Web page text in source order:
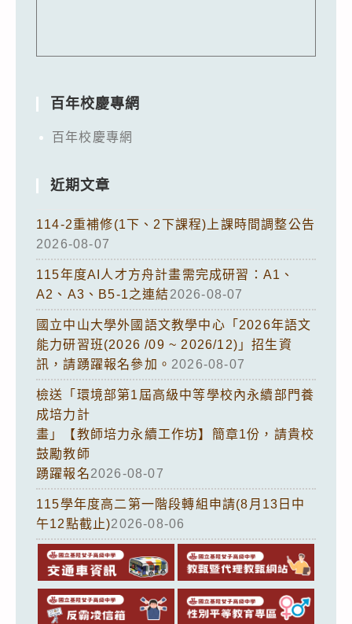
百年校慶專網
百年校慶專網
近期文章
114-2重補修(1下、2下課程)上課時間調整公告
2026-08-07
115年度AI人才方舟計畫需完成研習：A1、
A2、A3、B5-1之連結2026-08-07
國立中山大學外國語文教學中心「2026年語文
能力研習班(2026 /09 ~ 2026/12)」招生資
訊，請踴躍報名參加。 2026-08-07
檢送「環境部第1屆高級中等學校內永續部門養
成培力計
畫」【教師培力永續工作坊】簡章1份，請貴校
鼓勵教師
踴躍報名2026-08-07
115學年度高二第一階段轉組申請(8月13日中
午12點截止)2026-08-06